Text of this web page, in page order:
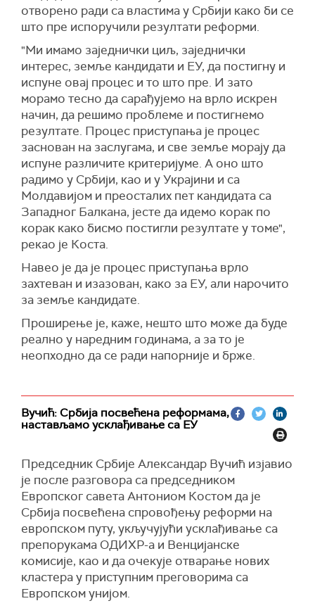
отворено ради са властима у Србији како би се
што пре испоручили резултати реформи.
"Ми имамо заједнички циљ, заједнички
интерес, земље кандидати и ЕУ, да постигну и
испуне овај процес и то што пре. И зато
морамо тесно да сарађујемо на врло искрен
начин, да решимо проблеме и постигнемо
резултате. Процес приступања је процес
заснован на заслугама, и све земље морају да
испуне различите критеријуме. А оно што
радимо у Србији, као и у Украјини и са
Молдавијом и преосталих пет кандидата са
Западног Балкана, јесте да идемо корак по
корак како бисмо постигли резултате у томе",
рекао је Коста.
Навео је да је процес приступања врло
захтеван и изазован, како за ЕУ, али нарочито
за земље кандидате.
Проширење је, каже, нешто што може да буде
реално у наредним годинама, а за то је
неопходно да се ради напорније и брже.
Вучић: Србија посвећена реформама,
настављамо усклађивање са ЕУ
Председник Србије Александар Вучић изјавио
је после разговора са председником
Европског савета Антониом Костом да је
Србија посвећена спровођењу реформи на
европском путу, укључујући усклађивање са
препорукама ОДИХР-а и Венцијанске
комисије, као и да очекује отварање нових
кластера у приступним преговорима са
Европском унијом.